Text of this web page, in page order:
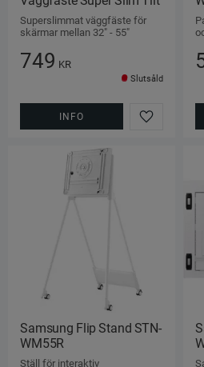
Superslimmat väggfäste för
skärmar mellan 32" - 55"
749 KR
Lägg till i
Slutsåld
INFO
Samsung Flip Stand STN-
WM55R
Ställ för interaktiv